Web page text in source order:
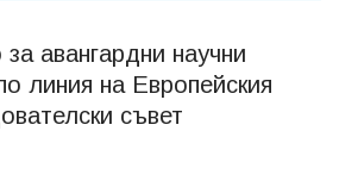
авангардни научни
линия на Европейския
съвет